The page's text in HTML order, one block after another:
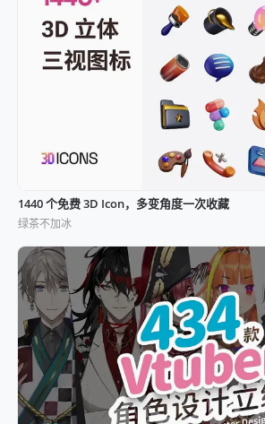
1440 个免费 3D Icon，多变角度一次收藏
绿茶不加冰